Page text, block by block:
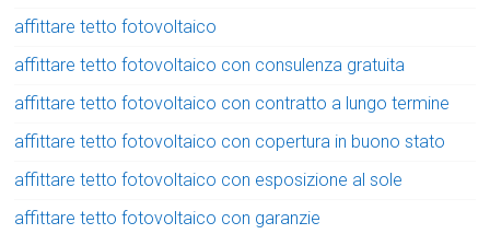
affittare tetto fotovoltaico
affittare tetto fotovoltaico con consulenza gratuita
affittare tetto fotovoltaico con contratto a lungo termine
affittare tetto fotovoltaico con copertura in buono stato
affittare tetto fotovoltaico con esposizione al sole
affittare tetto fotovoltaico con garanzie